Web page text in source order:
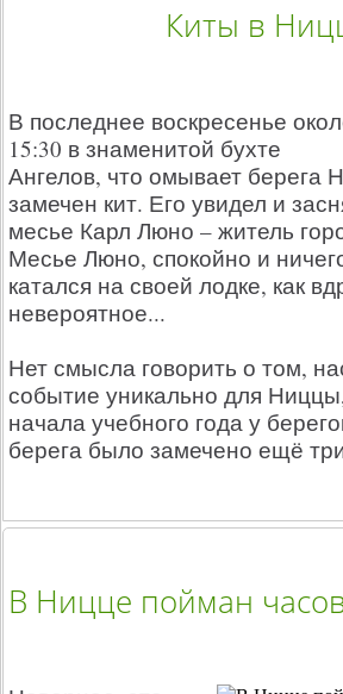
Киты в
В последнее воскресенье
15:30 в знаменитой бухте
Ангелов, что омывает берега
замечен кит. Его увидел и
месье Карл Люно – житель
Месье Люно, спокойно и
катался на своей лодке, как
невероятное...
Нет смысла говорить о том,
событие уникально для
начала учебного года у
берега было замечено ещё
В Ницце пойман